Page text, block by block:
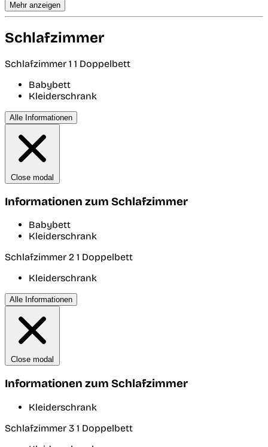
Mehr anzeigen
Schlafzimmer
Schlafzimmer 1 1 Doppelbett
Babybett
Kleiderschrank
Alle Informationen
Close modal
Informationen zum Schlafzimmer
Babybett
Kleiderschrank
Schlafzimmer 2 1 Doppelbett
Kleiderschrank
Alle Informationen
Close modal
Informationen zum Schlafzimmer
Kleiderschrank
Schlafzimmer 3 1 Doppelbett